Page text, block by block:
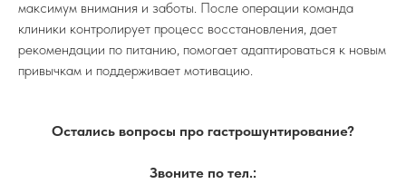
максимум внимания и заботы. После операции команда
клиники контролирует процесс восстановления, дает
рекомендации по питанию, помогает адаптироваться к новым
привычкам и поддерживает мотивацию.
Остались вопросы про гастрошунтирование?
Звоните по тел.: